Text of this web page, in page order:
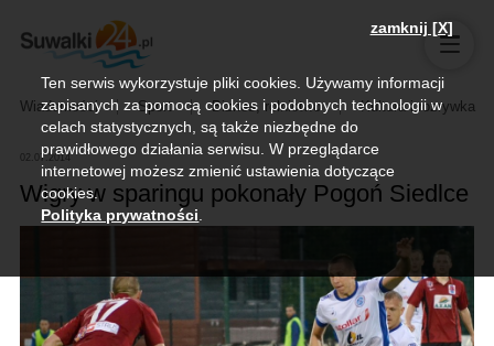
Wiadomości Sport Biznes, rolnictwo Kultura i rozrywka
02.07.2014
Wigry w sparingu pokonały Pogoń Siedlce
zamknij [X]
Ten serwis wykorzystuje pliki cookies. Używamy informacji
zapisanych za pomocą cookies i podobnych technologii w
celach statystycznych, są także niezbędne do
prawidłowego działania serwisu. W przeglądarce
internetowej możesz zmienić ustawienia dotyczące
cookies.
Polityka prywatności